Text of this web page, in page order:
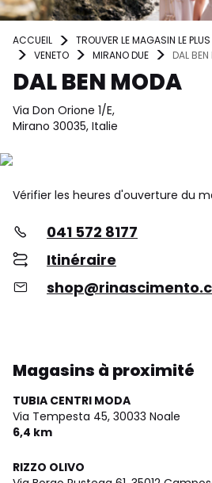
ACCUEIL TROUVER LE MAGASIN LE
VENETO
MIRANO DUE DAL
DAL BEN MODA
Via Don Orione 1/E,
Mirano 30035, Italie
Vérifier les heures d'ouverture du
041 572 8177
Itinéraire
Magasins à proximité
TUBIA CENTRI MODA
Via Tempesta 45, 30033 Noale
6,4 km
RIZZO OLIVO